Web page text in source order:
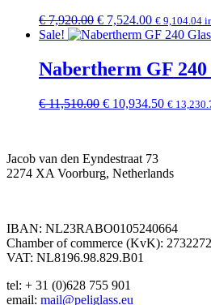
€7,920.00 Original
price
€ 7,920.00.
€ 7,524.00Current
price
€ 7,524.00.
€ 9,104.04
Sale!
Nabertherm GF 240
€11,510.00 Original
€ 10,934.50Current
€
Jacob van den Eyndestraat 73
2274 XA Voorburg, Netherlands
IBAN: NL23RABO0105240664
Chamber of commerce (KvK):
VAT: NL8196.98.829.B01
tel: + 31 (0)628 755 901
email: mail@peliglass.eu